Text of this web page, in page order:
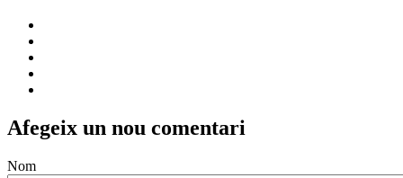
Afegeix un nou comentari
Nom